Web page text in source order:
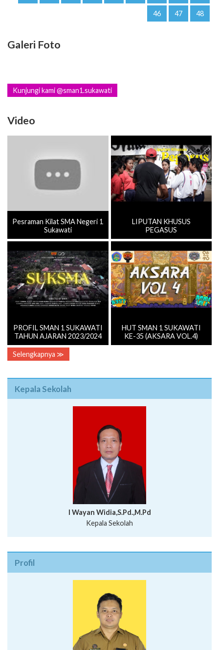
46 47 48
Galeri Foto
Kunjungi kami @sman1.sukawati
Video
Pesraman Kilat SMA Negeri 1
Sukawati
LIPUTAN KHUSUS
PEGASUS
PROFIL SMAN 1 SUKAWATI
TAHUN AJARAN 2023/2024
HUT SMAN 1 SUKAWATI
KE-35 (AKSARA VOL.4)
Selengkapnya ≫
Kepala Sekolah
I Wayan Widia,S.Pd.,M.Pd
Kepala Sekolah
Profil